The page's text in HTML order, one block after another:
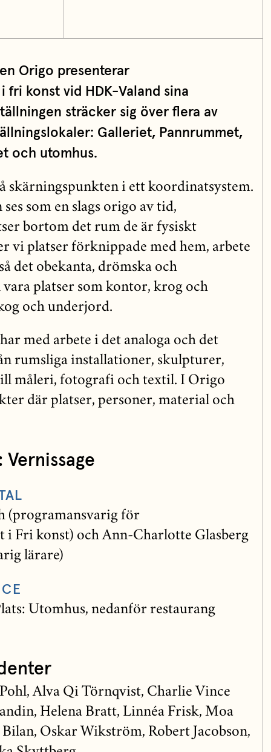
Origo presenterar
fri konst vid HDK-Valand sina
sträcker sig över flera av
Galleriet, Pannrummet,
och utomhus.
skärningspunkten i ett koordinatsystem.
som en slags origo av tid,
bortom det rum de är fysiskt
vi platser förknippade med hem, arbete
det obekanta, drömska och
vara platser som kontor, krog och
och underjord.
med arbete i det analoga och det
rumsliga installationer, skulpturer,
måleri, fotografi och textil. I Origo
där platser, personer, material och
Vernissage
(programansvarig för
i Fri konst) och Ann-Charlotte Glasberg
lärare)
Utomhus, nedanför restaurang
Alva Qi Törnqvist, Charlie Vince
Helena Bratt, Linnéa Frisk, Moa
Oskar Wikström, Robert Jacobson,